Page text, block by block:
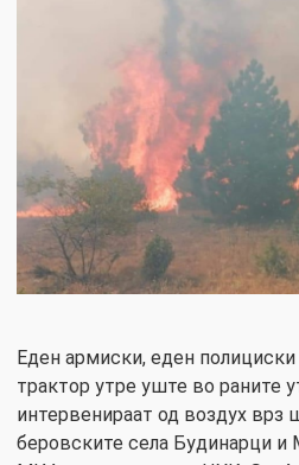
Еден армиски, еден
трактор утре уште во раните
интервенираат од воздух врз
беровските села Будинарци